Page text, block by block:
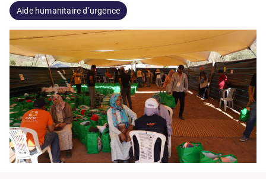
Aide humanitaire d’urgence